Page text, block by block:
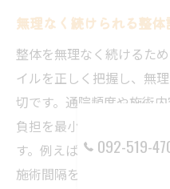
無理なく続けられる整
整体を無理なく続けるた
イルを正しく把握し、無
切です。通院頻度や施術
負担を最小限に抑えるこ
す。例えば、疲れがたま
施術間隔を広げたり、予
092-519-